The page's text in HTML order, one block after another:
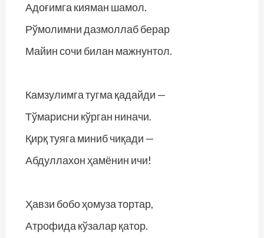
Адоғимга кияман шамол.
Рўмолимни дазмоллаб берар
Майин сочи билан мажнунтол.
Камзулимга тугма қадайди —
Тўмарисни кўрган ниначи.
Қирқ туяга миниб чиқади —
Абдуллахон ҳамёнин ичи!
Ҳавзи бобо ҳомуза тортар,
Атрофида кўзалар қатор.